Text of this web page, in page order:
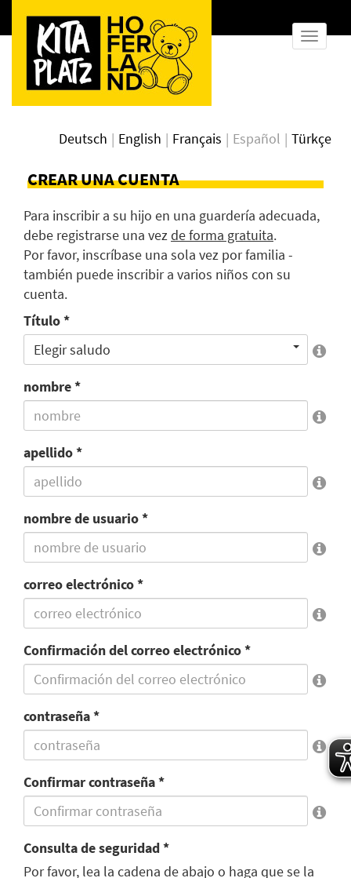
Deutsch English Français Español Türkçe
CREAR UNA CUENTA
Para inscribir a su hijo en una guardería adecuada,
debe registrarse una vezde forma gratuita.
Por favor, inscríbase una sola vez por familia -
también puede inscribir a varios niños con su
cuenta.
Título *
Elegir saludo
nombre *
apellido *
nombre de usuario *
correo electrónico *
Confirmación del correo electrónico *
contraseña *
Confirmar contraseña *
Consulta de seguridad *
Por favor, lea la cadena de abajo o haga que se la